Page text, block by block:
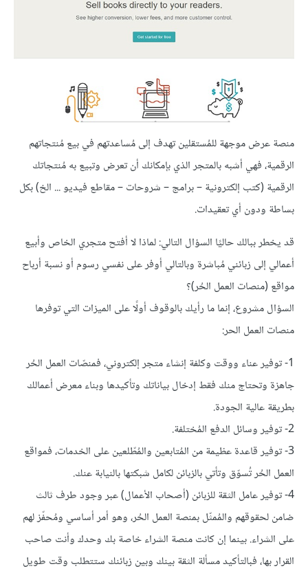
منصة عرض موجهة للمُستقلين تهدف إلى مُساعدتهم في بيع مُنتجاتهم
الرقمية، فهي أشبه بالمتجر الذي بإمكانك أن تعرض وتبيع به مُنتجاتك
الرقمية (كتب إلكترونية – برامج – شروحات – مقاطع فيديو ... الخ) بكل
بساطة ودون أي تعقيدات.
قد يخطر ببالك حاليًا السؤال التالي: لماذا لا أفتح متجري الخاص وأبيع
أعمالي إلى زبائني مُباشرة وبالتالي أوفر على نفسي رسوم أو نسبة أرباح
مواقع (منصات العمل الحُر)؟
السؤال مشروع، إنما ما رأيك بالوقوف أولًا على الميزات التي توفرها
منصات العمل الحر:
1- توفير عناء ووقت وكلفة إنشاء متجر إلكتروني، فمنصّات العمل الحُر
جاهزة وتحتاج منك فقط إدخال بياناتك وتأكيدها وبناء معرض أعمالك
بطريقة عالية الجودة.
2- توفير وسائل الدفع المُختلفة.
3- توفير قاعدة عظيمة من المُتابعين والمُطّلعين على الخدمات، فمواقع
العمل الحُر تُسوّق وتأتي بالزبائن لكامل شبكتها بالنيابة عنك.
4- توفير عامل الثقة للزبائن (أصحاب الأعمال) عبر وجود طرف ثالث
ضامن لحقوقهم والمُمثّل بمنصة العمل الحُر، وهو أمر أساسي ومُحفّز لهم
على الشراء. بينما إن كانت منصة الشراء خاصة بك وحدك وأنت صاحب
القرار بها، فبالتأكيد مسألة الثقة بينك وبين زبائنك ستتطلب وقت طويل